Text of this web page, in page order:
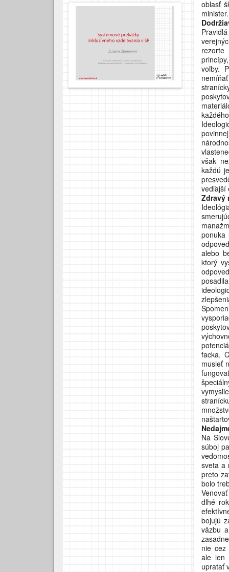
oblasť
minister.
rezorte
voľby.
však
každú
vedľajší
Zdravý
ponuka
alebo
ktorý
facka.
musieť
Na
súboj
sveta a
preto
bolo
dlhé
bojujú
väzbu
nie cez
ale len
upratať